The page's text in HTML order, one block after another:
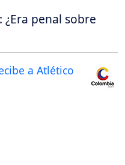
penal sobre